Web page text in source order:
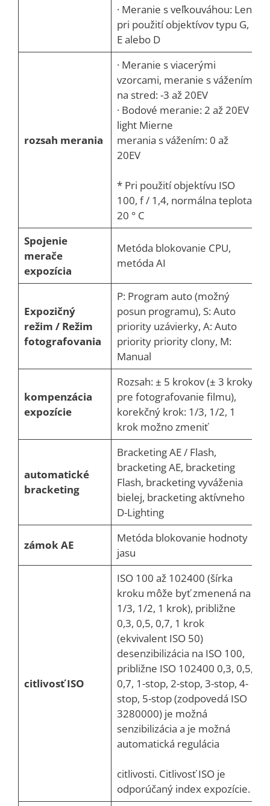
· Meranie s veľkouváhou: Len
pri použití objektívov typu G,
E alebo D
rozsah merania
· Meranie s viacerými
vzorcami, meranie s vážením
na stred: -3 až 20EV
· Bodové meranie: 2 až 20EV
light Mierne
merania s vážením: 0 až
20EV
* Pri použití objektívu ISO
100, f / 1,4, normálna teplota
20 ° C
Spojenie
merače
expozícia
Metóda blokovanie CPU,
metóda AI
Expozičný
režim / Režim
fotografovania
P: Program auto (možný
posun programu), S: Auto
priority uzávierky, A: Auto
priority priority clony, M:
Manual
kompenzácia
expozície
Rozsah: ± 5 krokov (± 3 kroky
pre fotografovanie filmu),
korekčný krok: 1/3, 1/2, 1
krok možno zmeniť
automatické
bracketing
Bracketing AE / Flash,
bracketing AE, bracketing
Flash, bracketing vyváženia
bielej, bracketing aktívneho
D-Lighting
zámok AE
Metóda blokovanie hodnoty
jasu
citlivosť ISO
ISO 100 až 102400 (šírka
kroku môže byť zmenená na
1/3, 1/2, 1 krok), približne
0,3, 0,5, 0,7, 1 krok
(ekvivalent ISO 50)
desenzibilizácia na ISO 100,
približne ISO 102400 0,3, 0,5,
0,7, 1-stop, 2-stop, 3-stop, 4-
stop, 5-stop (zodpovedá ISO
3280000) je možná
senzibilizácia a je možná
automatická regulácia
citlivosti. Citlivosť ISO je
odporúčaný index expozície.